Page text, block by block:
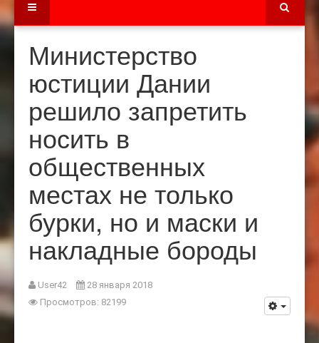
Министерство
юстиции Дании
решило запретить
носить в
общественных
местах не только
бурки, но и маски и
накладные бороды
User42
28 января 2018
Просмотров: 82199